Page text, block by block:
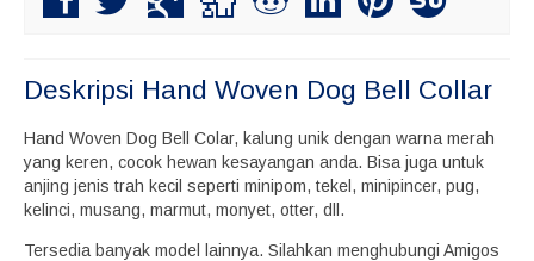
Deskripsi Hand Woven Dog Bell Collar
Hand Woven Dog Bell Colar, kalung unik dengan warna merah
yang keren, cocok hewan kesayangan anda. Bisa juga untuk
anjing jenis trah kecil seperti minipom, tekel, minipincer, pug,
kelinci, musang, marmut, monyet, otter, dll.
Tersedia banyak model lainnya. Silahkan menghubungi Amigos